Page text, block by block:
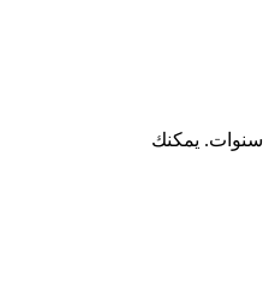
تتجدّد مقابل E£⁦2,329⁩/الشهر لـ2 سنوات. يمكنك